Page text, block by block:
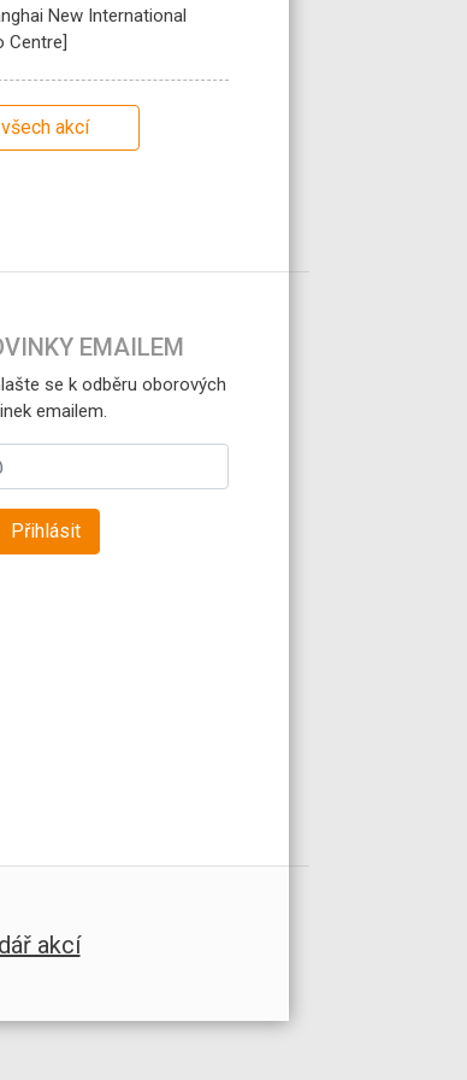
New International
Centre]
akcí
EMAILEM
se k odběru oborových
emailem.
Přihlásit
akcí